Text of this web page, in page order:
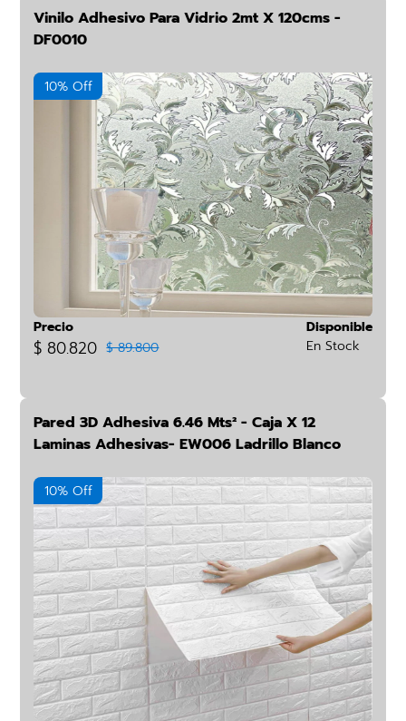
Vinilo Adhesivo Para Vidrio 2mt X 120cms -
DF0010
10% Off
Precio
$ 80.820 $ 89.800
Disponible
En Stock
Pared 3D Adhesiva 6.46 Mts² - Caja X 12
Laminas Adhesivas- EW006 Ladrillo Blanco
10% Off